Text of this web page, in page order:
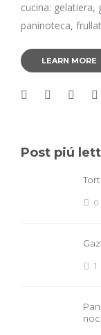
cucina: gelatiera,
paninoteca,
LEARN MORE
Post piú
0
1